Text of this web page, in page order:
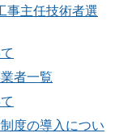
事主任技術者選
者一覧
度の導入につい